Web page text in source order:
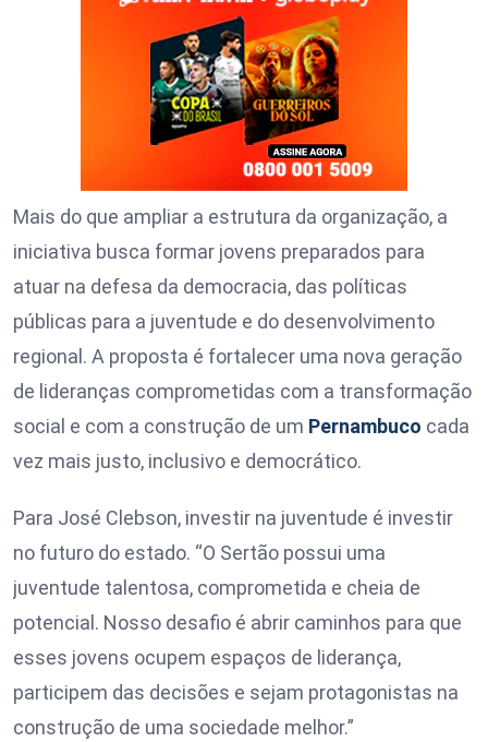
Mais do que ampliar a estrutura da organização, a
iniciativa busca formar jovens preparados para
atuar na defesa da democracia, das políticas
públicas para a juventude e do desenvolvimento
regional. A proposta é fortalecer uma nova geração
de lideranças comprometidas com a transformação
social e com a construção de um Pernambuco cada
vez mais justo, inclusivo e democrático.
Para José Clebson, investir na juventude é investir
no futuro do estado. “O Sertão possui uma
juventude talentosa, comprometida e cheia de
potencial. Nosso desafio é abrir caminhos para que
esses jovens ocupem espaços de liderança,
participem das decisões e sejam protagonistas na
construção de uma sociedade melhor.”